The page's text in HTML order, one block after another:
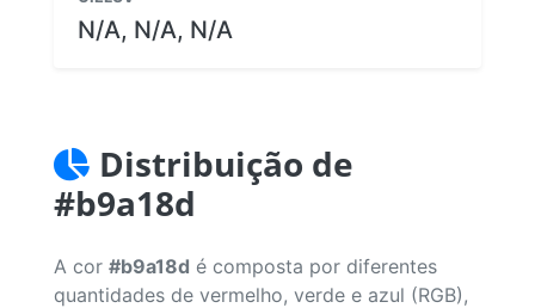
N/A, N/A, N/A
Distribuição de
#b9a18d
A cor #b9a18d é composta por diferentes
quantidades de vermelho, verde e azul (RGB),